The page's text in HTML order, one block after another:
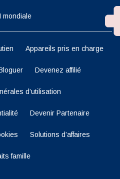
mondiale
Appareils pris en charge
Devenez affilié
d’utilisation
Devenir Partenaire
Solutions d’affaires
famille